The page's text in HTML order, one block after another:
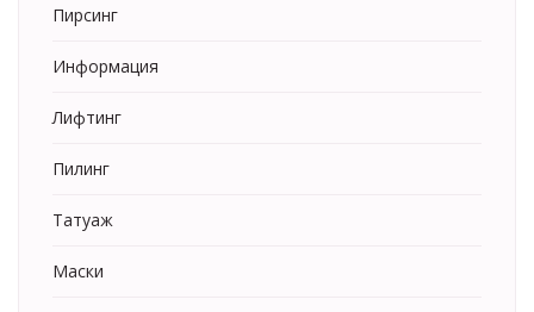
Пирсинг
Информация
Лифтинг
Пилинг
Татуаж
Маски